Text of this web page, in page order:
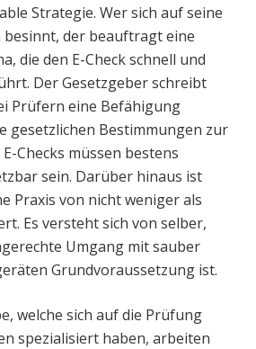
Strategie. Wer sich auf seine
der beauftragt eine
die den E-Check schnell und
Der Gesetzgeber schreibt
Prüfern eine Befähigung
gesetzlichen Bestimmungen zur
Checks müssen bestens
sein. Darüber hinaus ist
Praxis von nicht weniger als
Es versteht sich von selber,
Umgang mit sauber
Grundvoraussetzung ist.
welche sich auf die Prüfung
spezialisiert haben, arbeiten